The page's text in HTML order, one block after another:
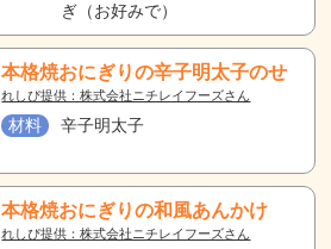
ぎ（お好みで）
本格焼おにぎりの辛子明太子のせ
れしぴ提供：株式会社ニチレイフーズさん
材料 辛子明太子
本格焼おにぎりの和風あんかけ
れしぴ提供：株式会社ニチレイフーズさん